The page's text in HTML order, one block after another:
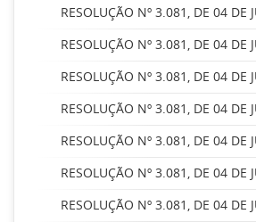
RESOLUÇÃO Nº 3.081, DE 04 DE
RESOLUÇÃO Nº 3.081, DE 04 DE
RESOLUÇÃO Nº 3.081, DE 04 DE
RESOLUÇÃO Nº 3.081, DE 04 DE
RESOLUÇÃO Nº 3.081, DE 04 DE
RESOLUÇÃO Nº 3.081, DE 04 DE
RESOLUÇÃO Nº 3.081, DE 04 DE